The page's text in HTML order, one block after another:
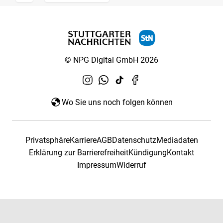
© NPG Digital GmbH 2026
Wo Sie uns noch folgen können
PrivatsphäreKarriereAGBDatenschutzMediadaten
Erklärung zur BarrierefreiheitKündigungKontakt
ImpressumWiderruf